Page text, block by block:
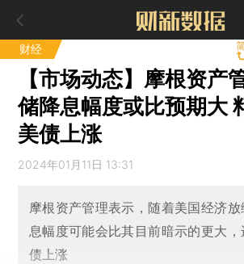
财经
【市场动态】摩根资产
储降息幅度或比预期大
美债上涨
2024年01月11日 13:31
摩根资产管理表示，随着美国经济
息幅度可能会比其目前暗示的更大
债上涨